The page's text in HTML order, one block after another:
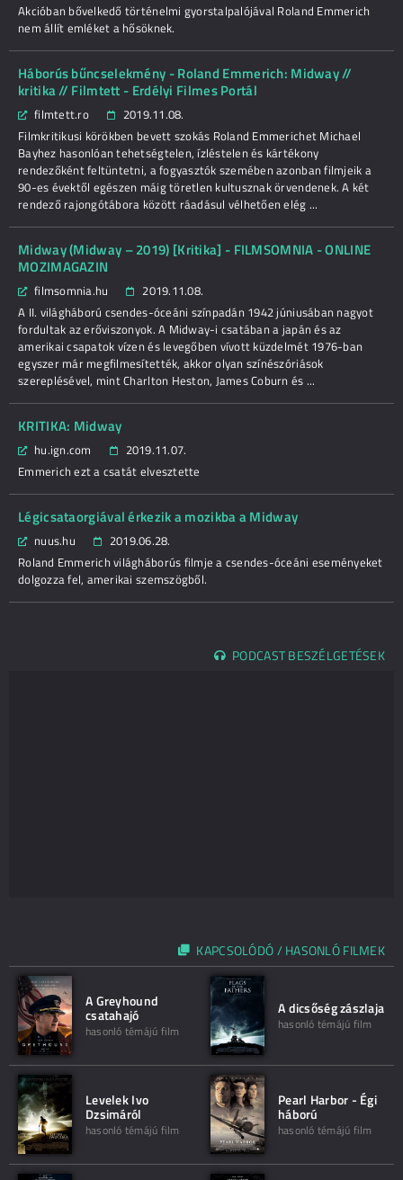
Akcióban bővelkedő történelmi gyorstalpalójával Roland Emmerich
nem állít emléket a hősöknek.
Háborús bűncselekmény - Roland Emmerich: Midway //
kritika // Filmtett - Erdélyi Filmes Portál
filmtett.ro
2019.11.08.
Filmkritikusi körökben bevett szokás Roland Emmerichet Michael
Bayhez hasonlóan tehetségtelen, ízléstelen és kártékony
rendezőként feltüntetni, a fogyasztók szemében azonban filmjeik a
90-es évektől egészen máig töretlen kultusznak örvendenek. A két
rendező rajongótábora között ráadásul vélhetően elég ...
Midway (Midway – 2019) [Kritika] - FILMSOMNIA - ONLINE
MOZIMAGAZIN
filmsomnia.hu
2019.11.08.
A II. világháború csendes-óceáni színpadán 1942 júniusában nagyot
fordultak az erőviszonyok. A Midway-i csatában a japán és az
amerikai csapatok vízen és levegőben vívott küzdelmét 1976-ban
egyszer már megfilmesítették, akkor olyan színészóriások
szereplésével, mint Charlton Heston, James Coburn és ...
KRITIKA: Midway
hu.ign.com
2019.11.07.
Emmerich ezt a csatát elvesztette
Légicsataorgiával érkezik a mozikba a Midway
nuus.hu
2019.06.28.
Roland Emmerich világháborús filmje a csendes-óceáni eseményeket
dolgozza fel, amerikai szemszögből.
PODCAST BESZÉLGETÉSEK
KAPCSOLÓDÓ / HASONLÓ FILMEK
A Greyhound
csatahajó
hasonló témájú film
A dicsőség zászlaja
hasonló témájú film
Levelek Ivo
Dzsimáról
hasonló témájú film
Pearl Harbor - Égi
háború
hasonló témájú film